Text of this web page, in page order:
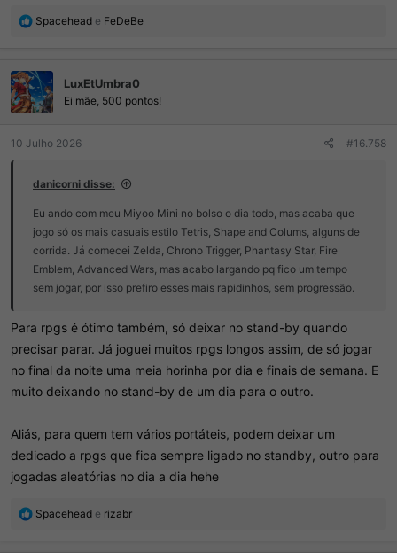
R
ç
õ
e
s
Spacehead e FeDeBe
LuxEtUmbra0
Ei mãe, 500 pontos!
10 Julho 2026 #16.758
danicorni disse:
Eu ando com meu Miyoo Mini no bolso o dia todo, mas acaba que
jogo só os mais casuais estilo Tetris, Shape and Colums, alguns de
corrida. Já comecei Zelda, Chrono Trigger, Phantasy Star, Fire
Emblem, Advanced Wars, mas acabo largando pq fico um tempo
sem jogar, por isso prefiro esses mais rapidinhos, sem progressão.
Para rpgs é ótimo também, só deixar no stand-by quando
precisar parar. Já joguei muitos rpgs longos assim, de só jogar
no final da noite uma meia horinha por dia e finais de semana. E
muito deixando no stand-by de um dia para o outro.
Aliás, para quem tem vários portáteis, podem deixar um
dedicado a rpgs que fica sempre ligado no standby, outro para
jogadas aleatórias no dia a dia hehe
R
Spacehead e rizabr